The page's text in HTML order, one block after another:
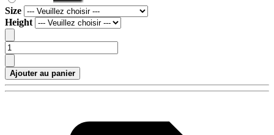
Size
Height
Ajouter au panier